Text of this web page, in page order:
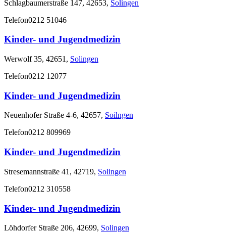
Schlagbaumerstraße 147, 42653, Solingen
Telefon0212 51046
Kinder- und Jugendmedizin
Werwolf 35, 42651, Solingen
Telefon0212 12077
Kinder- und Jugendmedizin
Neuenhofer Straße 4-6, 42657, Soilngen
Telefon0212 809969
Kinder- und Jugendmedizin
Stresemannstraße 41, 42719, Solingen
Telefon0212 310558
Kinder- und Jugendmedizin
Löhdorfer Straße 206, 42699, Solingen